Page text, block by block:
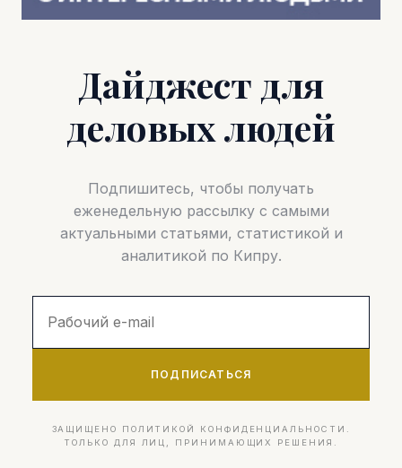
Дайджест для
деловых людей
Подпишитесь, чтобы получать
еженедельную рассылку с самыми
актуальными статьями, статистикой и
аналитикой по Кипру.
ПОДПИСАТЬСЯ
ЗАЩИЩЕНО ПОЛИТИКОЙ КОНФИДЕНЦИАЛЬНОСТИ.
ТОЛЬКО ДЛЯ ЛИЦ, ПРИНИМАЮЩИХ РЕШЕНИЯ.